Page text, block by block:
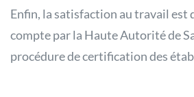
Enfin, la satisfaction au travail est
compte par la Haute Autorité de
procédure de certification des